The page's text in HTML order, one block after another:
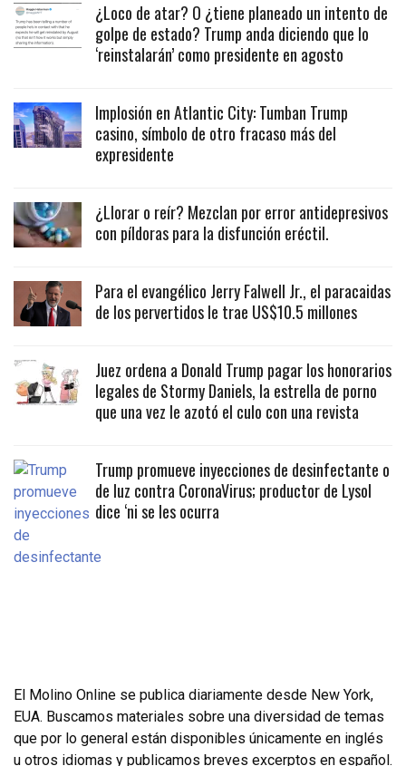
¿Loco de atar? O ¿tiene planeado un intento de
golpe de estado? Trump anda diciendo que lo
‘reinstalarán’ como presidente en agosto
Implosión en Atlantic City: Tumban Trump
casino, símbolo de otro fracaso más del
expresidente
¿Llorar o reír? Mezclan por error antidepresivos
con píldoras para la disfunción eréctil.
Para el evangélico Jerry Falwell Jr., el paracaidas
de los pervertidos le trae US$10.5 millones
Juez ordena a Donald Trump pagar los honorarios
legales de Stormy Daniels, la estrella de porno
que una vez le azotó el culo con una revista
Trump promueve inyecciones de desinfectante o
de luz contra CoronaVirus; productor de Lysol
dice ‘ni se les ocurra
El Molino Online se publica diariamente desde New York,
EUA. Buscamos materiales sobre una diversidad de temas
que por lo general están disponibles únicamente en inglés
u otros idiomas y publicamos breves excerptos en español.